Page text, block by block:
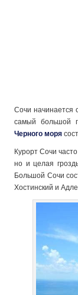
Сочи начинается
самый большой
Черного моря
Курорт Сочи
но и целая
Большой Сочи
Хостинский и